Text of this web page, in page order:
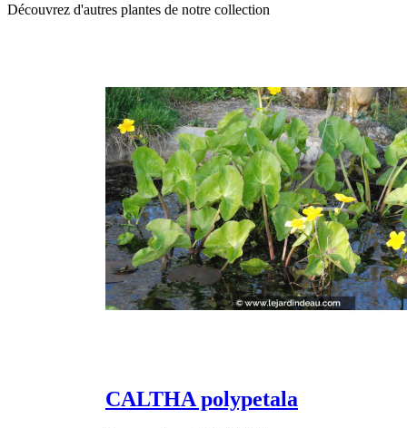
Découvrez d'autres plantes de notre collection
CALTHA polypetala